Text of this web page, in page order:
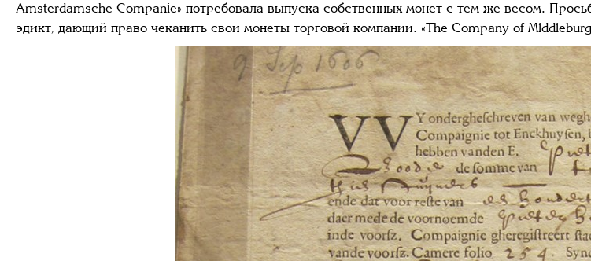
Amsterdamsche Companie» потребовала выпуска собственных монет с тем же весом.
эдикт, дающий право чеканить свои монеты торговой компании. «The Company of